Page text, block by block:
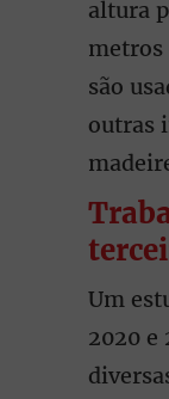
altura
metros
são
outras
Um
2020 e